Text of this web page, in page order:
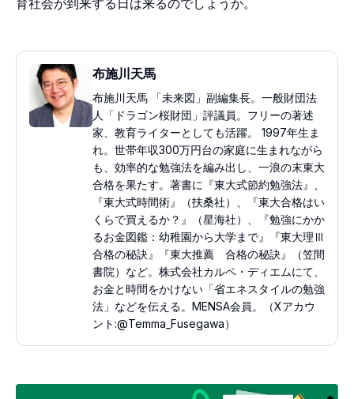
育社会が到来する日は来るのでしょうか。
布施川天馬
布施川天馬 「未来図」副編集長。一般財団法
人「ドラゴン桜財団」評議員。フリーの著述
家、教育ライターとしても活躍。 1997年生ま
れ。世帯年収300万円台の家庭に生まれながら
も、効率的な勉強法を編み出し、一浪の末東大
合格を果たす。著書に『東大式節約勉強法』、
『東大式時間術』（扶桑社）、『東大合格はい
くらで買えるか？』（星海社）、『勉強にかか
るお金図鑑：幼稚園から大学まで』『東大理Ⅲ
合格の秘訣』『東大推薦 合格の秘訣』（笠間
書院）など。株式会社カルペ・ディエムにて、
お金と時間をかけない「省エネスタイルの勉強
法」などを伝える。MENSA会員。（Xアカウ
ント:@Temma_Fusegawa）